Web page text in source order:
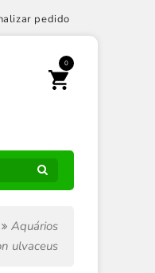
pedido
0
Aquários
ulvaceus